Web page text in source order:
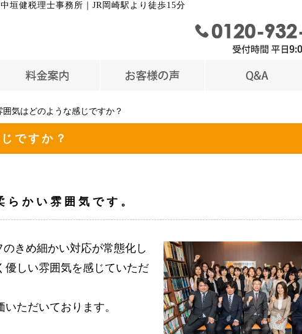
垣健税理士事務所｜JR岡崎駅より徒歩15分
囲気はどのような感じですか？
ですか？
かい雰囲気です。
きめ細かい対応が常態化し
優しい雰囲気を感じていただ
ただいております。